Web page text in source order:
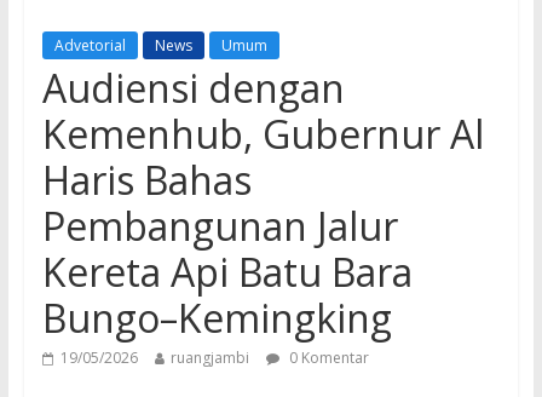
Advetorial News Umum
Audiensi dengan
Kemenhub, Gubernur Al
Haris Bahas
Pembangunan Jalur
Kereta Api Batu Bara
Bungo–Kemingking
19/05/2026 ruangjambi 0 Komentar